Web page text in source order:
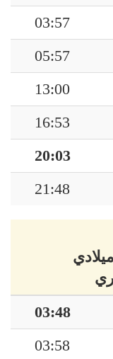
03:57
05:57
13:00
16:53
20:03
21:48
03:48
03:58